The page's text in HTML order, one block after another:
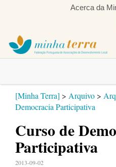
Acerca da
[Minha Terra] > Arquivo >
Democracia Participativa
Curso de
Participativa
2013-09-02